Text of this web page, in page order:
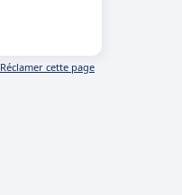
Réclamer cette page